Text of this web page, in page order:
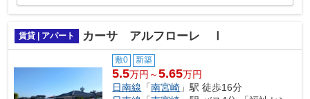
賃貸 | アパート カーサ アルフローレ Ⅰ
敷0 新築
5.5万円～5.65万円
日南線 「南宮崎 」駅 徒歩16分